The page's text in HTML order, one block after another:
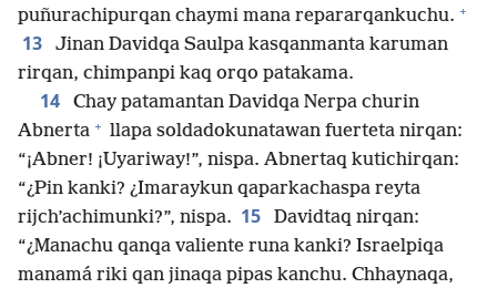
puñurachipurqan chaymi mana repararqankuchu. +
13
Jinan Davidqa Saulpa kasqanmanta karuman
rirqan, chimpanpi kaq orqo patakama.
14
Chay patamantan Davidqa Nerpa churin
Abnerta + llapa soldadokunatawan fuerteta nirqan:
“¡Abner! ¡Uyariway!”, nispa. Abnertaq kutichirqan:
“¿Pin kanki? ¿Imaraykun qaparkachaspa reyta
rijch’achimunki?”, nispa. 15
Davidtaq nirqan:
“¿Manachu qanqa valiente runa kanki? Israelpiqa
manamá riki qan jinaqa pipas kanchu. Chhaynaqa,